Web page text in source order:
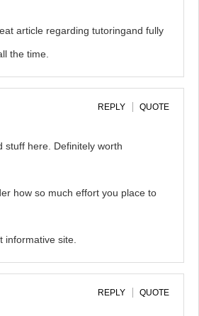
article regarding tutoringand fully
the time.
REPLY QUOTE
stuff here. Definitely worth
how so much effort you place to
informative site.
REPLY QUOTE